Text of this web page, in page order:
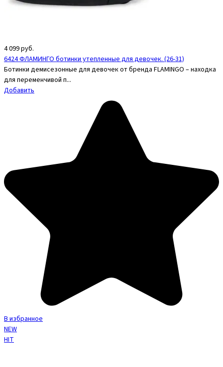
4 099руб.
6424 ФЛАМИНГО ботинки утепленные для девочек. (26-31)
Ботинки демисезонные для девочек от бренда FLAMINGO – находка
для переменчивой п...
Добавить
В избранное
NEW
HIT